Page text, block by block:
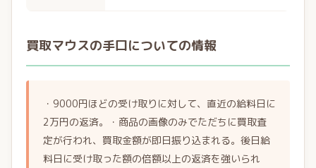
買取マウスの手口についての情報
・9000円ほどの受け取りに対して、直近の給料日に
2万円の返済。・商品の画像のみでただちに買取査
定が行われ、買取金額が即日振り込まれる。後日給
料日に受け取った額の倍額以上の返済を強いられ